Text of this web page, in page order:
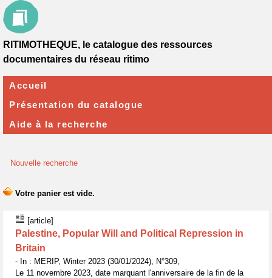
Nouvelle recherche
[article]
Palestine, Popular Will and Political Repression in
Britain
- In : MERIP, Winter 2023 (30/01/2024), N°309,
Le 11 novembre 2023, date marquant l'anniversaire de la fin de la
RITIMOTHEQUE, le catalogue des ressources
documentaires du réseau ritimo
Accueil
Présentation du catalogue
Aide à la recherche